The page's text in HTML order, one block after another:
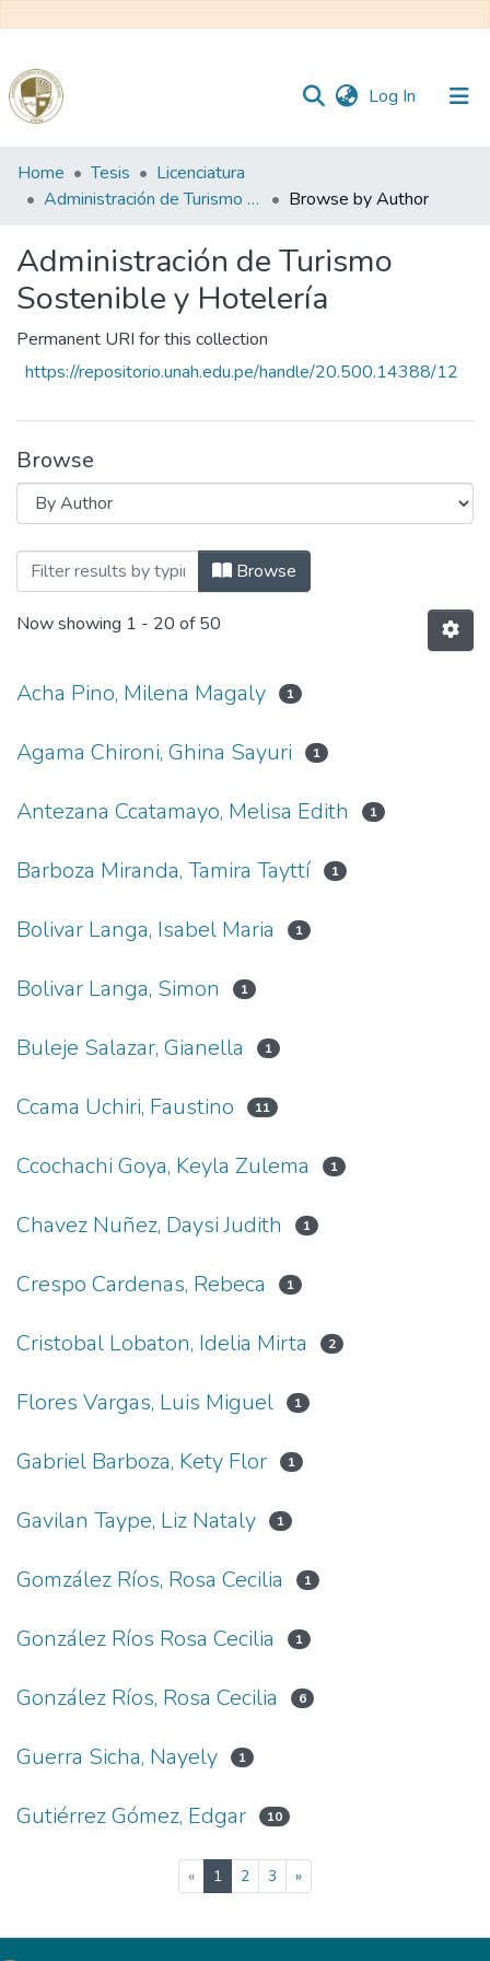
Log In (current)
Communities
&
All of DSpace
Reglamento
Manuales
Home Tesis
Licenciatura
Administración de Turismo Sostenible y Hotelería
Browse by Author
Administración de Turismo
Sostenible y Hotelería
Permanent URI for this collection
https://repositorio.unah.edu.pe/handle/20.500.14388/12
Browse
Browsing Administración de Turismo
Browse
Now showing 1 - 20 of 50
Acha Pino, Milena Magaly 1
Agama Chironi, Ghina Sayuri 1
Antezana Ccatamayo, Melisa Edith 1
Barboza Miranda, Tamira Tayttí 1
Bolivar Langa, Isabel Maria 1
Bolivar Langa, Simon 1
Buleje Salazar, Gianella 1
Ccama Uchiri, Faustino 11
Ccochachi Goya, Keyla Zulema 1
Chavez Nuñez, Daysi Judith 1
Crespo Cardenas, Rebeca 1
Cristobal Lobaton, Idelia Mirta 2
Flores Vargas, Luis Miguel 1
Gabriel Barboza, Kety Flor 1
Gavilan Taype, Liz Nataly 1
Gomzález Ríos, Rosa Cecilia 1
González Ríos Rosa Cecilia 1
González Ríos, Rosa Cecilia 6
Guerra Sicha, Nayely 1
Gutiérrez Gómez, Edgar 10
« 1 (current)
2 3 »